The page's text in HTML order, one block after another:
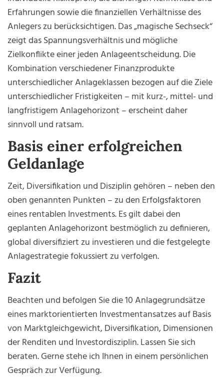
Erfahrungen sowie die finanziellen Verhältnisse des
Anlegers zu berücksichtigen. Das „magische Sechseck“
zeigt das Spannungsverhältnis und mögliche
Zielkonflikte einer jeden Anlageentscheidung. Die
Kombination verschiedener Finanzprodukte
unterschiedlicher Anlageklassen bezogen auf die Ziele
unterschiedlicher Fristigkeiten – mit kurz-, mittel- und
langfristigem Anlagehorizont – erscheint daher
sinnvoll und ratsam.
Basis einer erfolgreichen
Geldanlage
Zeit, Diversifikation und Disziplin gehören – neben den
oben genannten Punkten – zu den Erfolgsfaktoren
eines rentablen Investments. Es gilt dabei den
geplanten Anlagehorizont bestmöglich zu definieren,
global diversifiziert zu investieren und die festgelegte
Anlagestrategie fokussiert zu verfolgen.
Fazit
Beachten und befolgen Sie die 10 Anlagegrundsätze
eines marktorientierten Investmentansatzes auf Basis
von Marktgleichgewicht, Diversifikation, Dimensionen
der Renditen und Investordisziplin. Lassen Sie sich
beraten. Gerne stehe ich Ihnen in einem persönlichen
Gespräch zur Verfügung.